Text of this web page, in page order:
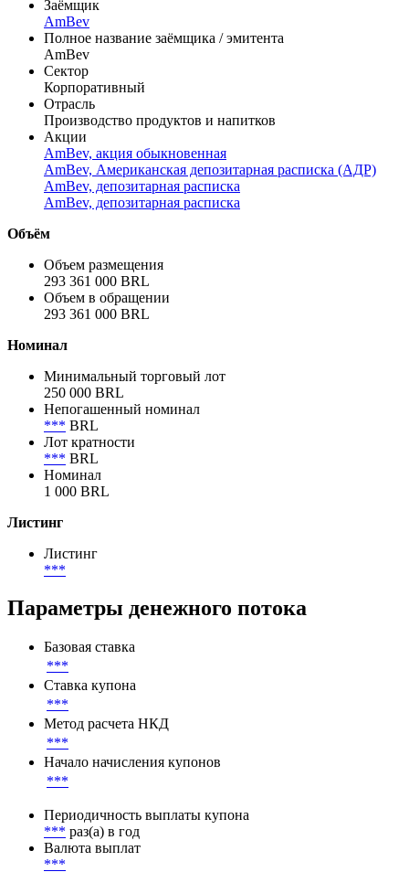
Заёмщик
AmBev
Полное название заёмщика / эмитента
AmBev
Сектор
Корпоративный
Отрасль
Производство продуктов и напитков
Акции
AmBev, акция обыкновенная
AmBev, Американская депозитарная расписка (АДР)
AmBev, депозитарная расписка
AmBev, депозитарная расписка
Объём
Объем размещения
293 361 000 BRL
Объем в обращении
293 361 000 BRL
Номинал
Минимальный торговый лот
250 000 BRL
Непогашенный номинал
*** BRL
Лот кратности
*** BRL
Номинал
1 000 BRL
Листинг
Листинг
***
Параметры денежного потока
Базовая ставка
***
Ставка купона
***
Метод расчета НКД
***
Начало начисления купонов
***
Периодичность выплаты купона
*** раз(а) в год
Валюта выплат
***